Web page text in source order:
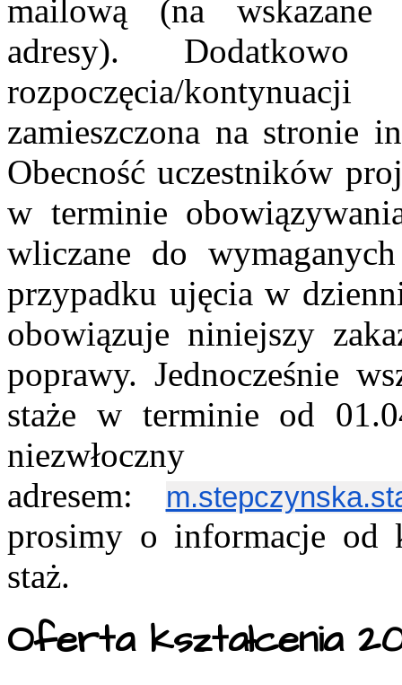
mailową (na wskazane
adresy).
rozpoczęcia/
zamieszczona na stronie
Obecność uczestników
w terminie
wliczane do
przypadku ujęcia w
obowiązuje niniejszy
poprawy. Jednocześnie
staże w terminie od
adresem:
prosimy o informacje od
staż.
Oferta kształcenia